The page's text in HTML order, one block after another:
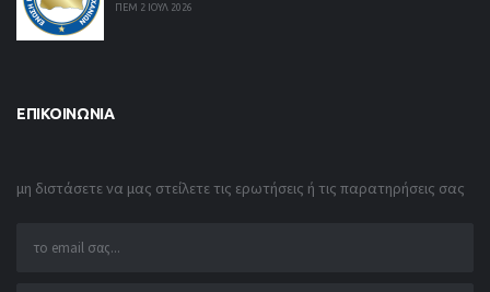
ΠΕΜ 2 ΙΟΥΛ 2026
ΕΠΙΚΟΙΝΩΝΊΑ
μη διστάσετε να μας στείλετε τις ερωτήσεις ή τις παρατηρήσεις σας